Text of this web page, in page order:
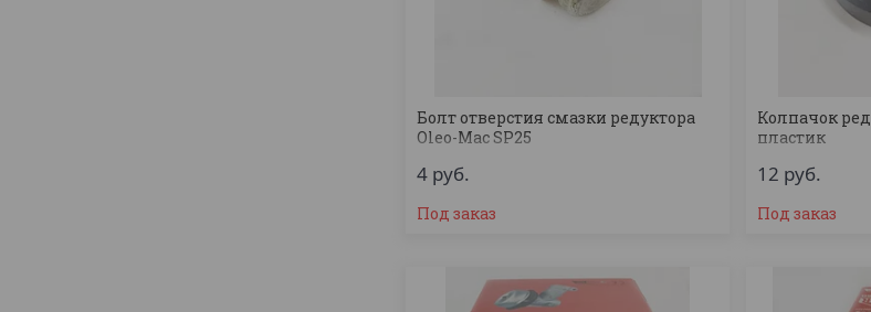
Болт отверстия смазки редуктора
Oleo-Mac SP25
4 руб.
Под заказ
Колпачок
пластик
12 руб.
Под заказ